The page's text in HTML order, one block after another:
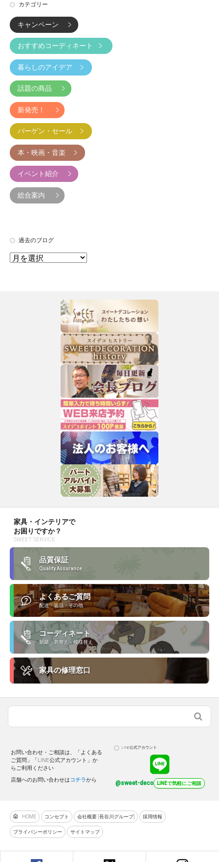
カテゴリー
キャンペーン
おすすめコーディネート
暮らしのアイデア
話題の商品
新発売！
バーゲン・セール
本・映画・音楽
イベント紹介
総合案内
過去のブログ
家具・インテリアで
お困りですか？
SWEET SERVICE
品質保証
Quality Assurance
よくあるご質問
配送・返品・その他
コーディネート
新築・衣替え・模様替え
家具の修理窓口
お問い合わせ・ご相談は、「よくある
ご質問」「LINE公式アカウント」か
らご利用ください
店舗へのお問い合わせはコチラから
LINE公式アカウント
@sweet-deco LINEで気軽にご相談
HOME コンセプト 会社概要 [長谷川グループ] 採用情報
プライバシーポリシー サイトマップ